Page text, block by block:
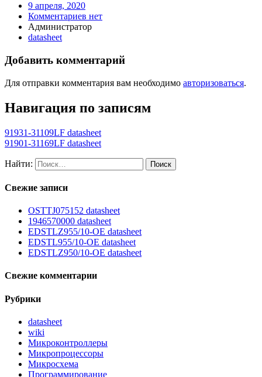
9 апреля, 2020
Комментариев нет
Администратор
datasheet
Добавить комментарий
Для отправки комментария вам необходимо авторизоваться.
Навигация по записям
91931-31109LF datasheet
91901-31169LF datasheet
Найти:
Свежие записи
OSTTJ075152 datasheet
1946570000 datasheet
EDSTLZ955/10-OE datasheet
EDSTL955/10-OE datasheet
EDSTLZ950/10-OE datasheet
Свежие комментарии
Рубрики
datasheet
wiki
Микроконтроллеры
Микропроцессоры
Микросхема
Программирование